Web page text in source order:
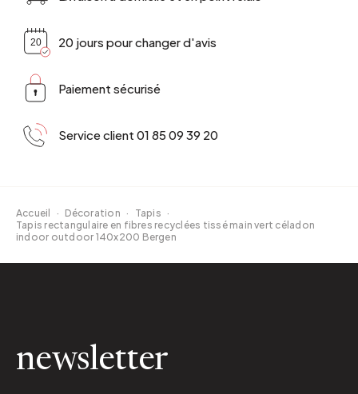
20 jours pour changer d'avis
Paiement sécurisé
Service client 01 85 09 39 20
Accueil · Décoration · Tapis ·
Tapis rectangulaire en fibres recyclées tissé main vert céladon
indoor outdoor 140x200 Bergen
newsletter